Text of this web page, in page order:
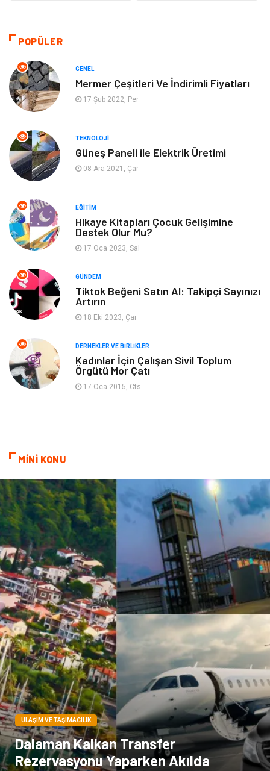
Gündem
Otomotiv
Yapı İnşaat
Hizmet
Tatil Emlak
Organizasyon Metal Maden
Spor
Turizm
Hediyelik Eşya
Aksesuar Basın Yayın
Bebek Giyim Nakliyat
Ambalaj
Bitkisel Ürünler Pazarlama
Markalar Tarım & Hayvancılık
Bilişim Dernekler ve Birlikler
İthalat İhracat
POPÜLER
GENEL
Mermer Çeşitleri Ve İndirimli Fiyatları
17 Şub 2022, Per
TEKNOLOJI
Güneş Paneli ile Elektrik Üretimi
08 Ara 2021, Çar
EĞITIM
Hikaye Kitapları Çocuk Gelişimine
Destek Olur Mu?
17 Oca 2023, Sal
GÜNDEM
Tiktok Beğeni Satın Al: Takipçi Sayınızı
Artırın
18 Eki 2023, Çar
DERNEKLER VE BIRLIKLER
Kadınlar İçin Çalışan Sivil Toplum
Örgütü Mor Çatı
17 Oca 2015, Cts
MİNİ KONU
ULAŞIM VE TAŞIMACILIK
Dalaman Kalkan Transfer
Rezervasyonu Yaparken Akılda